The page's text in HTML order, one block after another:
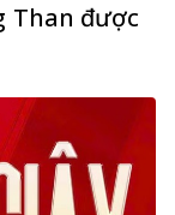
Than được